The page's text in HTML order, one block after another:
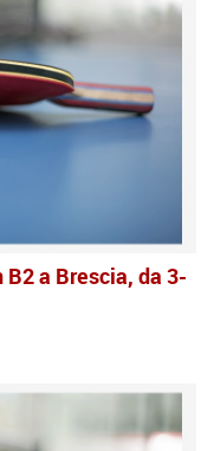
a Brescia, da 3-